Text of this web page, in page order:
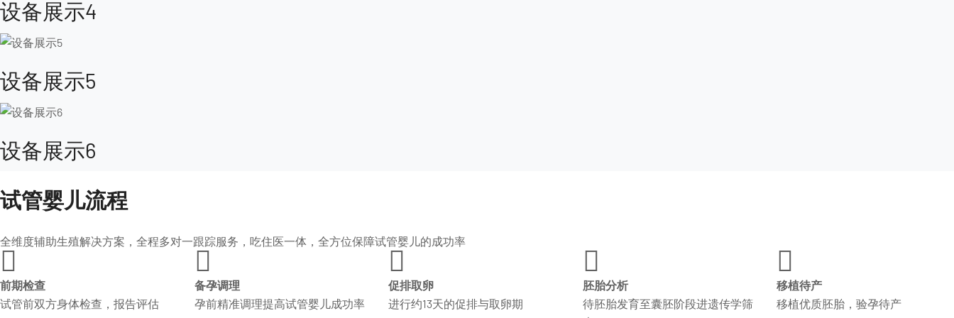
设备展示4
设备展示5
设备展示6
试管婴儿流程
全维度辅助生殖解决方案，全程多对一跟踪服务，吃住医一体，全方位保障试管婴儿的成功率

前期检查
试管前双方身体检查，报告评估

备孕调理
孕前精准调理提高试管婴儿成功率

促排取卵
进行约13天的促排与取卵期

胚胎分析
待胚胎发育至囊胚阶段进遗传学筛

移植待产
移植优质胚胎，验孕待产